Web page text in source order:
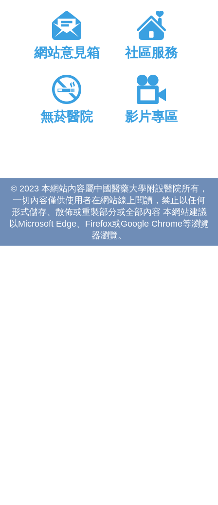
網站意見箱 社區服務
無菸醫院 影片專區
© 2023 本網站內容屬中國醫藥大學附設醫院所有，
一切內容僅供使用者在網站線上閱讀，禁止以任何
形式儲存、散佈或重製部分或全部內容 本網站建議
以Microsoft Edge、Firefox或Google Chrome等瀏覽
器瀏覽。